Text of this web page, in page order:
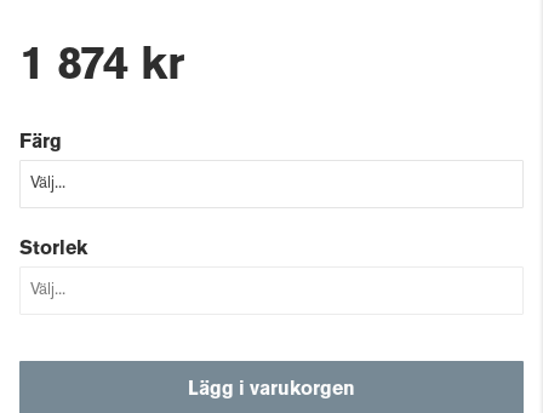
1 874 kr
Färg
Storlek
Lägg i varukorgen